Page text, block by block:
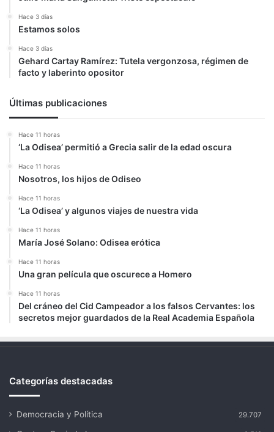
Hace 3 días
Estamos solos
Hace 3 días
Gehard Cartay Ramírez: Tutela vergonzosa, régimen de
facto y laberinto opositor
Últimas publicaciones
Hace 11 horas
‘La Odisea’ permitió a Grecia salir de la edad oscura
Hace 11 horas
Nosotros, los hijos de Odiseo
Hace 11 horas
‘La Odisea’ y algunos viajes de nuestra vida
Hace 11 horas
María José Solano: Odisea erótica
Hace 11 horas
Una gran película que oscurece a Homero
Hace 11 horas
Del cráneo del Cid Campeador a los falsos Cervantes: los
secretos mejor guardados de la Real Academia Española
Categorías destacadas
Democracia y Política 29.707